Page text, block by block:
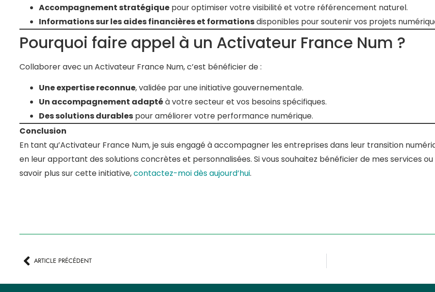
Accompagnement stratégique pour optimiser votre visibilité et votre référencement naturel.
Informations sur les aides financières et formationsdisponibles pour soutenir vos projets
Pourquoi faire appel à un Activateur France Num ?
Collaborer avec un Activateur France Num, c’est bénéficier de :
Une expertise reconnue, validée par une initiative gouvernementale.
Un accompagnement adaptéà votre secteur et vos besoins spécifiques.
Des solutions durables pour améliorer votre performance numérique.
Conclusion
En tant qu’Activateur France Num, je suis engagé à accompagner les entreprises dans leur transition
en leur apportant des solutions concrètes et personnalisées. Si vous souhaitez bénéficier de mes services ou
savoir plus sur cette initiative,contactez-moi dès aujourd’hui.
ARTICLE PRÉCÉDENT